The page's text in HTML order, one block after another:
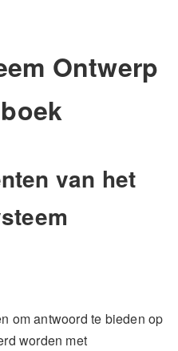
Ontwerp
van het
om antwoord te bieden op
worden met